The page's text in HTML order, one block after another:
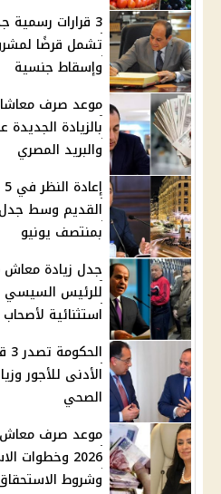
3 قرارات
تشمل قرضًا
وإسقاط جنسية
بالزيادة الجديدة
والبريد المصري
القديم وسط جدل
بمنتصف يونيو
استثنائية
الأدنى للأجور
الصحي
موعد صرف معاش
2026 وخطوات
وشروط